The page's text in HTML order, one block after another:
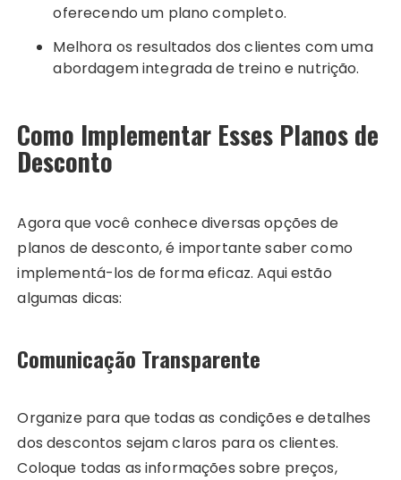
oferecendo um plano completo.
Melhora os resultados dos clientes com uma
abordagem integrada de treino e nutrição.
Como Implementar Esses Planos de
Desconto
Agora que você conhece diversas opções de
planos de desconto, é importante saber como
implementá-los de forma eficaz. Aqui estão
algumas dicas:
Comunicação Transparente
Organize para que todas as condições e detalhes
dos descontos sejam claros para os clientes.
Coloque todas as informações sobre preços,